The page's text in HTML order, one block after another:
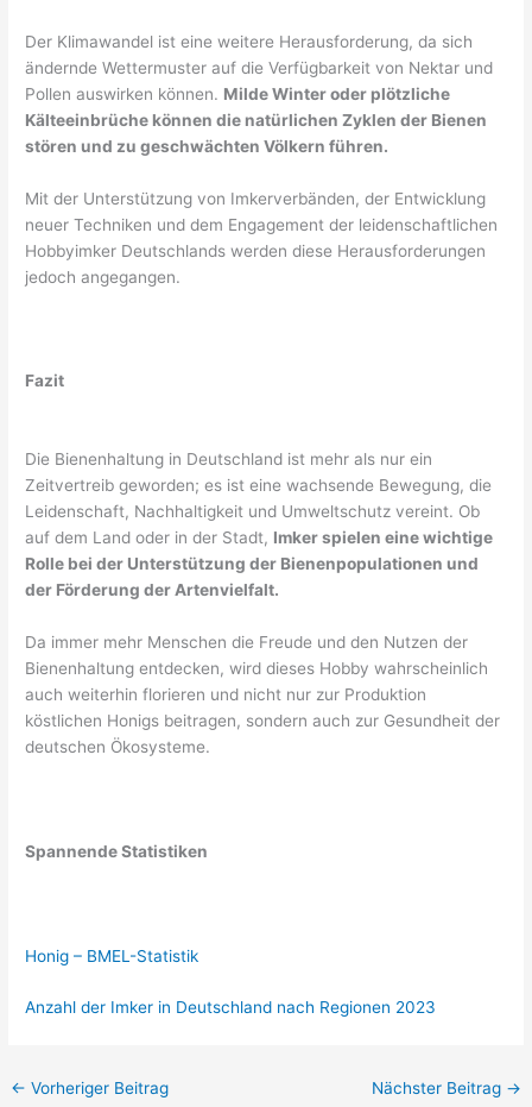
Der Klimawandel ist eine weitere Herausforderung, da sich
ändernde Wettermuster auf die Verfügbarkeit von Nektar und
Pollen auswirken können. Milde Winter oder plötzliche
Kälteeinbrüche können die natürlichen Zyklen der Bienen
stören und zu geschwächten Völkern führen.
Mit der Unterstützung von Imkerverbänden, der Entwicklung
neuer Techniken und dem Engagement der leidenschaftlichen
Hobbyimker Deutschlands werden diese Herausforderungen
jedoch angegangen.
Fazit
Die Bienenhaltung in Deutschland ist mehr als nur ein
Zeitvertreib geworden; es ist eine wachsende Bewegung, die
Leidenschaft, Nachhaltigkeit und Umweltschutz vereint. Ob
auf dem Land oder in der Stadt, Imker spielen eine wichtige
Rolle bei der Unterstützung der Bienenpopulationen und
der Förderung der Artenvielfalt.
Da immer mehr Menschen die Freude und den Nutzen der
Bienenhaltung entdecken, wird dieses Hobby wahrscheinlich
auch weiterhin florieren und nicht nur zur Produktion
köstlichen Honigs beitragen, sondern auch zur Gesundheit der
deutschen Ökosysteme.
Spannende Statistiken
Honig – BMEL-Statistik
Anzahl der Imker in Deutschland nach Regionen 2023
← Vorheriger Beitrag Nächster Beitrag →